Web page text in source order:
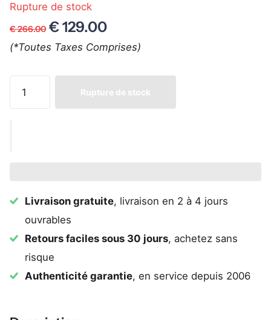
Rupture de stock
€ 266.00 € 129.00
(*Toutes Taxes Comprises)
Rupture de stock
Livraison gratuite, livraison en 2 à 4 jours
ouvrables
Retours faciles sous 30 jours, achetez sans
risque
Authenticité garantie, en service depuis 2006